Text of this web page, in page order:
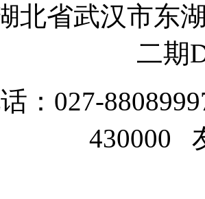
北省武汉市东
二期
：027-
430000